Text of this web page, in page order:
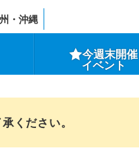
・沖縄
今週末開催
イベント
ください。